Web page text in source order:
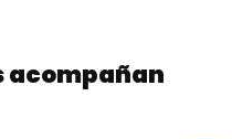
acompañan